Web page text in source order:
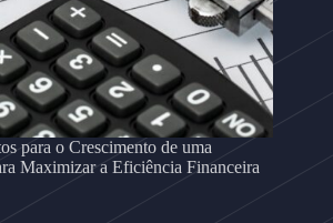
para o Crescimento de uma
Maximizar a Eficiência Financeira